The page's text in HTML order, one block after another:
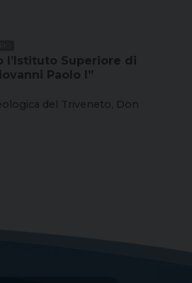
l’Istituto Superiore di
Paolo I”
del Triveneto, Don